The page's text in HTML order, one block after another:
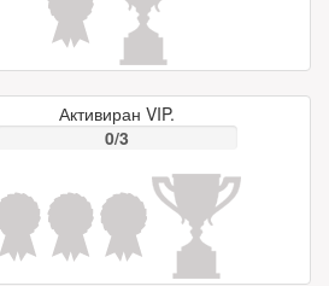
Активиран VIP.
0/3